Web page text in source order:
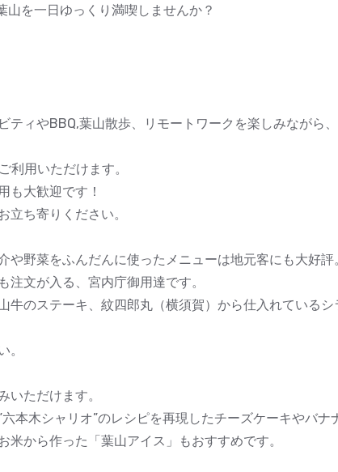
を一日ゆっくり満喫しませんか？
ティやBBQ,葉山散歩、リモートワークを楽しみながら
利用いただけます。
も大歓迎です！
立ち寄りください。
や野菜をふんだんに使ったメニューは地元客にも大好評
文が入る、宮内庁御用達です。
牛のステーキ、紋四郎丸（横須賀）から仕入れている
。
いただけます。
本木シャリオ”のレシピを再現したチーズケーキやバナ
から作った「葉山アイス」もおすすめです。